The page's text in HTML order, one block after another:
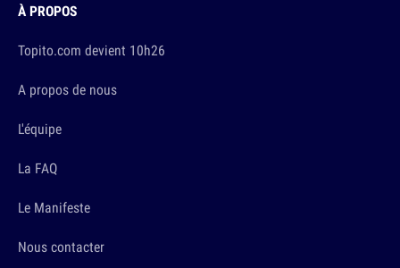
À PROPOS
Topito.com devient 10h26
A propos de nous
L'équipe
La FAQ
Le Manifeste
Nous contacter